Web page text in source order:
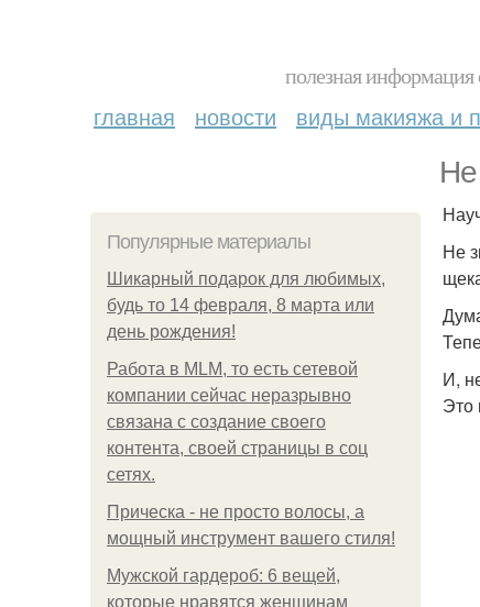
полезная информация
главная новости виды макияжа и
Не
Популярные материалы
Шикарный подарок для любимых,
будь то 14 февраля, 8 марта или
день рождения!
Работа в MLM, то есть сетевой
компании сейчас неразрывно
связана с создание своего
контента, своей страницы в соц
сетях.
Прическа - не просто волосы, а
мощный инструмент вашего стиля!
Мужской гардероб: 6 вещей,
которые нравятся женщинам
Не
И,
Это